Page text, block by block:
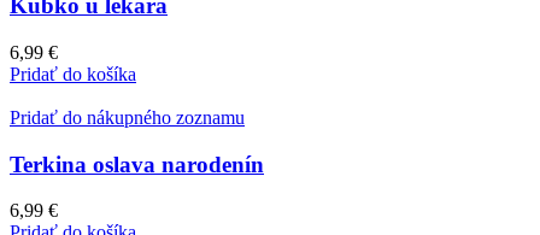
Kubko u lekára
6,99 €
Pridať do košíka
Pridať do nákupného zoznamu
Terkina oslava narodenín
6,99 €